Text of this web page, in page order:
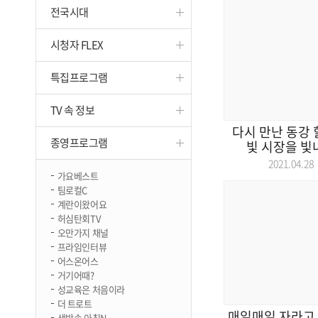
전국시대
시청자 FLEX
특집프로그램
TV 속 정보
종영프로그램
가요베스트
팀로컬C
계란이왔어요
허심탄회TV
오만가지 채널
프라임인터뷰
어스온어스
거기어때?
성교육은 처음이라
더 트로트
다시 만난 동강
빛 시장을